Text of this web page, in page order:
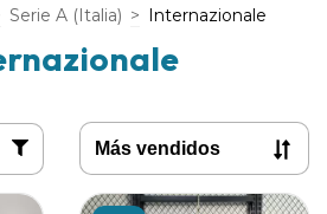
Serie A (Italia) > Internazionale